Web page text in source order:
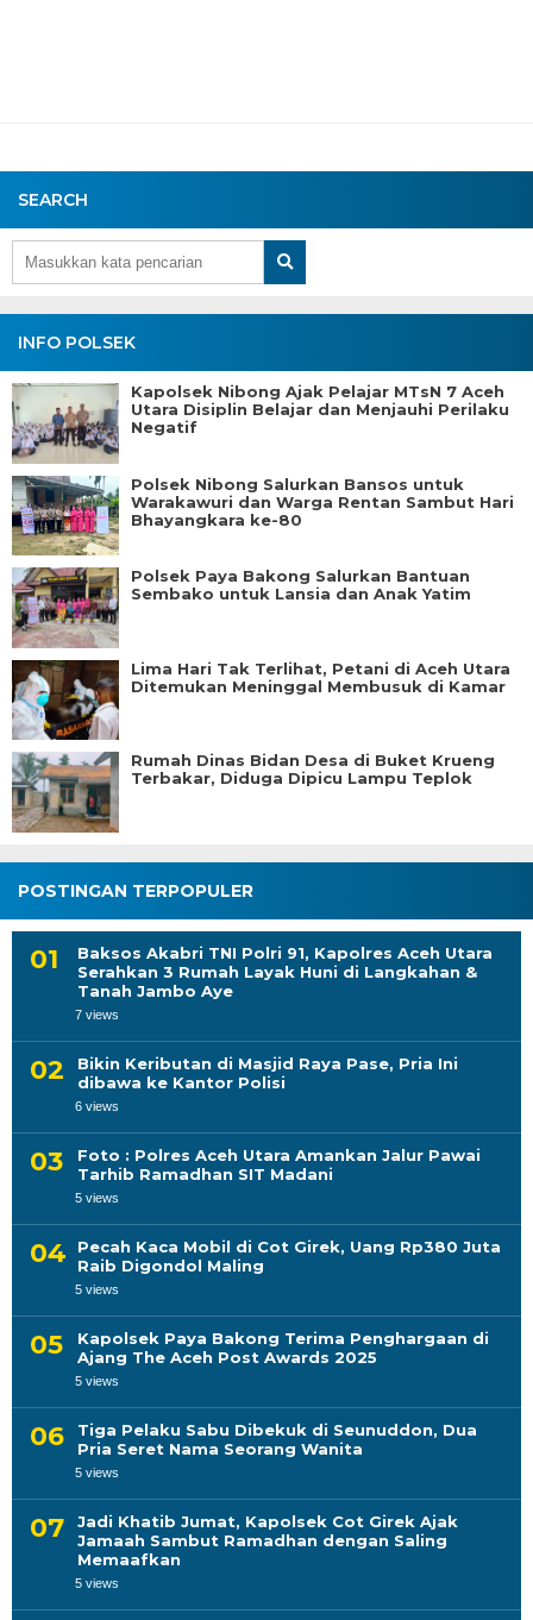
SEARCH
INFO POLSEK
Kapolsek Nibong Ajak Pelajar MTsN 7 Aceh
Utara Disiplin Belajar dan Menjauhi Perilaku
Negatif
Polsek Nibong Salurkan Bansos untuk
Warakawuri dan Warga Rentan Sambut Hari
Bhayangkara ke-80
Polsek Paya Bakong Salurkan Bantuan
Sembako untuk Lansia dan Anak Yatim
Lima Hari Tak Terlihat, Petani di Aceh Utara
Ditemukan Meninggal Membusuk di Kamar
Rumah Dinas Bidan Desa di Buket Krueng
Terbakar, Diduga Dipicu Lampu Teplok
POSTINGAN TERPOPULER
Baksos Akabri TNI Polri 91, Kapolres Aceh Utara
Serahkan 3 Rumah Layak Huni di Langkahan &
Tanah Jambo Aye
7 views
Bikin Keributan di Masjid Raya Pase, Pria Ini
dibawa ke Kantor Polisi
6 views
Foto : Polres Aceh Utara Amankan Jalur Pawai
Tarhib Ramadhan SIT Madani
5 views
Pecah Kaca Mobil di Cot Girek, Uang Rp380 Juta
Raib Digondol Maling
5 views
Kapolsek Paya Bakong Terima Penghargaan di
Ajang The Aceh Post Awards 2025
5 views
Tiga Pelaku Sabu Dibekuk di Seunuddon, Dua
Pria Seret Nama Seorang Wanita
5 views
Jadi Khatib Jumat, Kapolsek Cot Girek Ajak
Jamaah Sambut Ramadhan dengan Saling
Memaafkan
5 views